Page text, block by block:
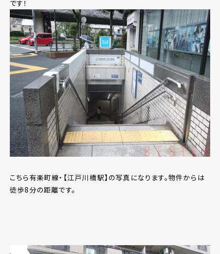
です！
こちら有楽町線・【江戸川橋駅】の写真になります。物件からは
徒歩8分の距離です。